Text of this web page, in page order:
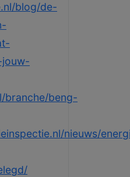
blog/de-
branche/beng-
nieuws/